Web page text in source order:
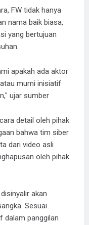
FW tidak hanya
nama baik biasa,
yang bertujuan
apakah ada aktor
murni inisiatif
ujar sumber
detail oleh pihak
bahwa tim siber
dari video asli
oleh pihak
akan
Sesuai
dalam panggilan